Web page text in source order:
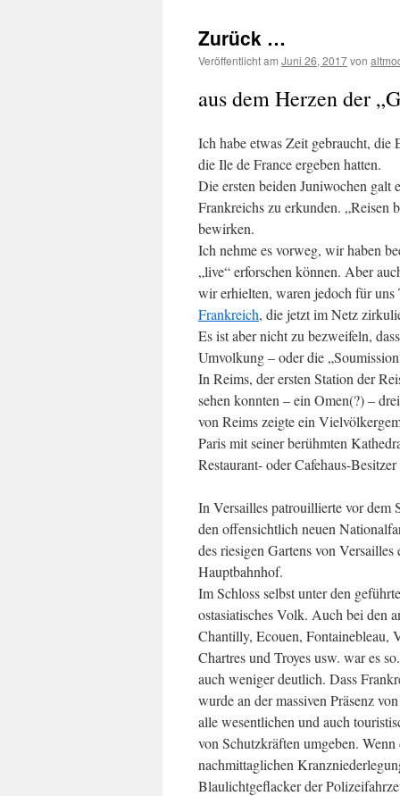
Zurück …
Veröffentlicht am Juni 26, 2017von
aus dem Herzen der
Ich habe etwas Zeit gebraucht, die
die Ile de France ergeben hatten.
Die ersten beiden Juniwochen galt
Frankreichs zu erkunden. „Reisen
bewirken.
Ich nehme es vorweg, wir haben
„live“ erforschen können. Aber
wir erhielten, waren jedoch für
Frankreich, die jetzt im Netz
Es ist aber nicht zu bezweifeln,
Umvolkung – oder die
In Reims, der ersten Station der
sehen konnten – ein Omen(?) –
von Reims zeigte ein
Paris mit seiner berühmten
Restaurant- oder Cafehaus-
In Versailles patrouillierte vor dem
den offensichtlich neuen
des riesigen Gartens von
Hauptbahnhof.
Im Schloss selbst unter den
ostasiatisches Volk. Auch bei den
Chantilly, Ecouen, Fontainebleau,
Chartres und Troyes usw. war es
auch weniger deutlich. Dass
wurde an der massiven Präsenz
alle wesentlichen und auch
von Schutzkräften umgeben.
nachmittaglichen
Blaulichtgeflacker der